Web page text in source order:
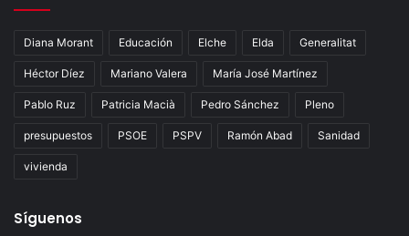
Diana Morant Educación Elche Elda Generalitat
Héctor Díez Mariano Valera María José Martínez
Pablo Ruz Patricia Macià Pedro Sánchez Pleno
presupuestos PSOE PSPV Ramón Abad Sanidad
vivienda
Síguenos